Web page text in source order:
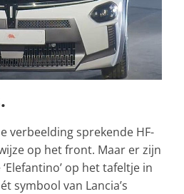
verbeelding sprekende HF-
op het front. Maar er zijn
op het tafeltje in
symbool van Lancia’s